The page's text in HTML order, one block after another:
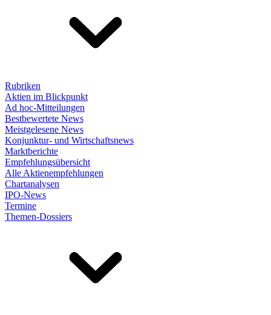
Rubriken
Aktien im Blickpunkt
Ad hoc-Mitteilungen
Bestbewertete News
Meistgelesene News
Konjunktur- und Wirtschaftsnews
Marktberichte
Empfehlungsübersicht
Alle Aktienempfehlungen
Chartanalysen
IPO-News
Termine
Themen-Dossiers